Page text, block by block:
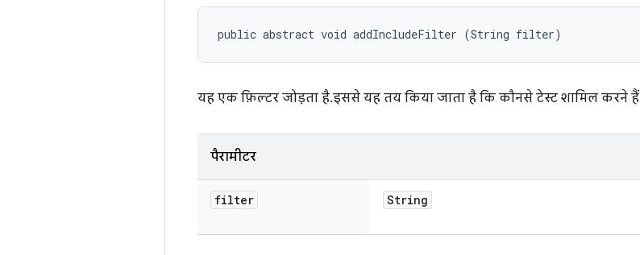
public abstract void addIncludeFilter (String filter)
यह एक फ़िल्टर जोड़ता है. इससे यह तय किया जाता है कि कौनसे टेस्ट शामिल करने हैं.
पैरामीटर
filter String